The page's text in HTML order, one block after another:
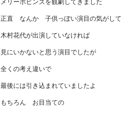
メリーポピンズを観劇してきました
正直 なんか 子供っぽい演目の気がして
木村花代が出演していなければ
見にいかないと思う演目でしたが
全くの考え違いで
最後には引き込まれていましたよ
もちろん お目当ての